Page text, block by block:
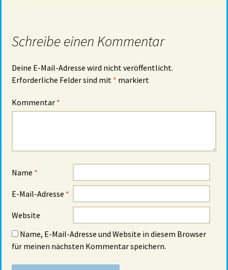
Schreibe einen Kommentar
Deine E-Mail-Adresse wird nicht veröffentlicht.
Erforderliche Felder sind mit * markiert
Kommentar *
Name *
E-Mail-Adresse *
Website
Name, E-Mail-Adresse und Website in diesem Browser
für meinen nächsten Kommentar speichern.